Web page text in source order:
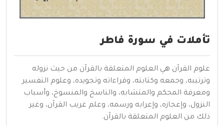
تأملات في سورة فاطر
علوم القرآن هي العلوم المتعلقة بالقرآن من حيث نزوله
وترتيبه، وجمعه وكتابته، وقراءاته وتجويده، وعلوم التفسير
ومعرفة المحكم والمتشابه، والناسخ والمنسوخ، وأسباب
النزول، وإعجازه، وإعرابه ورسمه، وعلم غريب القرآن، وغير
ذلك من العلوم المتعلقة بالقرآن.